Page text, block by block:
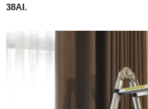
38AI.